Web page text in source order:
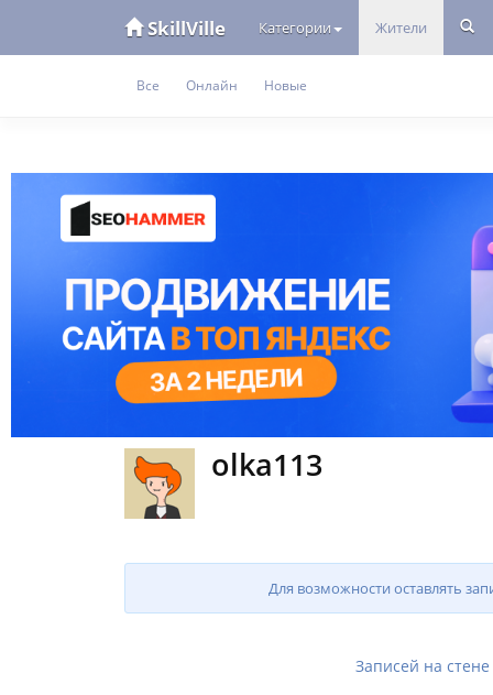
SkillVille Категории Жители
Все Онлайн Новые
olka113
Для возможности оставлять
Записей на